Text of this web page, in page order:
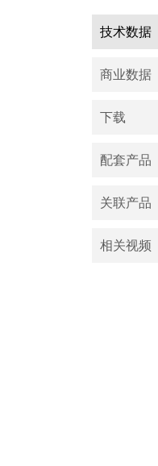
技术数据
商业数据
下载
配套产品
关联产品
相关视频